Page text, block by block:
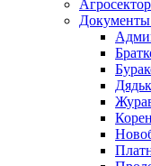
Агросектор